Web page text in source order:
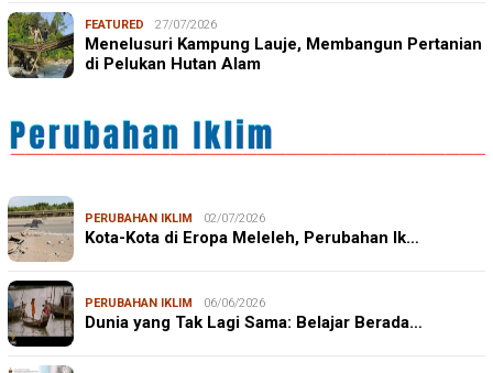
FEATURED 27/07/2026
Menelusuri Kampung Lauje, Membangun Pertanian
di Pelukan Hutan Alam
PERUBAHAN IKLIM 02/07/2026
Kota-Kota di Eropa Meleleh, Perubahan Ik…
PERUBAHAN IKLIM 06/06/2026
Dunia yang Tak Lagi Sama: Belajar Berada…